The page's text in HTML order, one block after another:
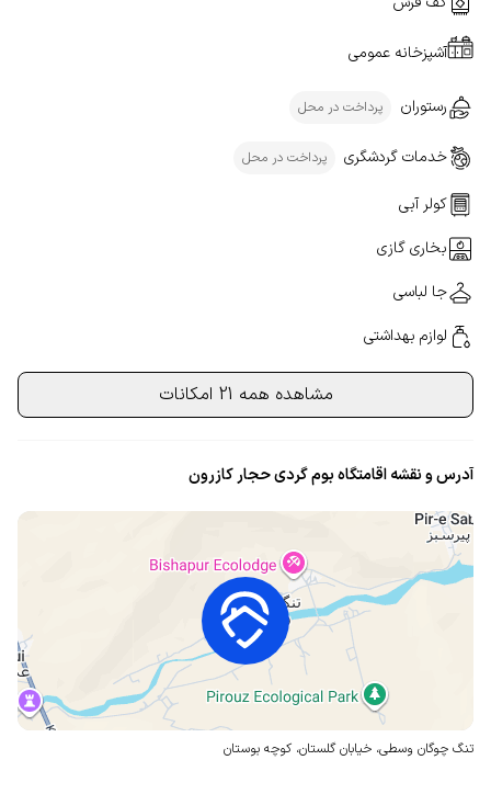
آشپزخانه عمومی
رستوران پرداخت در محل
خدمات گردشگری پرداخت در محل
کولر آبی
بخاری گازی
جا لباسی
لوازم بهداشتی
مشاهده همه 21 امکانات
آدرس و نقشه اقامتگاه بوم گردی حجار کازرون
تنگ چوگان وسطی، خیابان گلستان، کوچه بوستان